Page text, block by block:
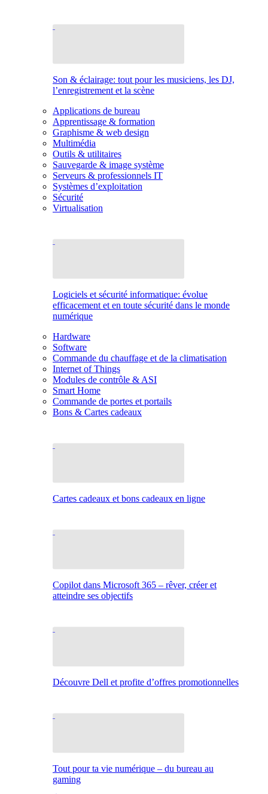
Son & éclairage: tout pour les musiciens, les DJ,
l’enregistrement et la scène
Applications de bureau
Apprentissage & formation
Graphisme & web design
Multimédia
Outils & utilitaires
Sauvegarde & image système
Serveurs & professionnels IT
Systèmes d’exploitation
Sécurité
Virtualisation
Logiciels et sécurité informatique: évolue
efficacement et en toute sécurité dans le monde
numérique
Hardware
Software
Commande du chauffage et de la climatisation
Internet of Things
Modules de contrôle & ASI
Smart Home
Commande de portes et portails
Bons & Cartes cadeaux
Cartes cadeaux et bons cadeaux en ligne
Copilot dans Microsoft 365 – rêver, créer et
atteindre ses objectifs
Découvre Dell et profite d’offres promotionnelles
Tout pour ta vie numérique – du bureau au
gaming